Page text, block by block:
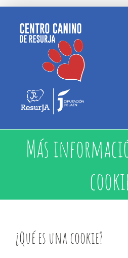
contenido
Más
¿Qué es una cookie?